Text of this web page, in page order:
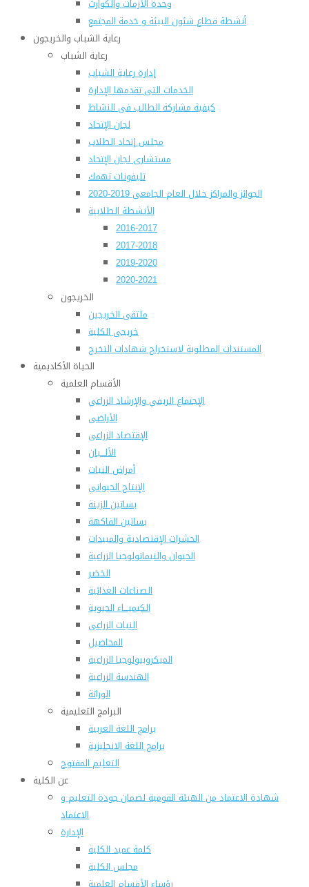
وحدة الأزمات والكوارث
أنشطة قطاع شئون البيئة و خدمة المجتمع
رعاية الشباب والخريجون
رعاية الشباب
إدارة رعاية الشباب
الخدمات التى تقدمها الإدارة
كيفية مشاركة الطالب فى النشاط
لجان الإتحاد
مجلس إتحاد الطلاب
مستشارى لجان الإتحاد
تليفونات تهمك
الجوائز والمراكز خلال العام الجامعى 2019-2020
الأنشطة الطلابية
2016-2017
2017-2018
2019-2020
2020-2021
الخريجون
ملتقى الخريجين
خريجى الكلية
المستندات المطلوبة لاستخراج شهادات التخرج
الحياة الأكاديمية
الأقسام العلمية
الإجتماع الريفي والإرشاد الزراعي
الأراضى
الإقتصاد الزراعى
الألـــبان
أمراض النبات
الإنتاج الحيواني
بساتين الزينة
بساتين الفاكهة
الحشرات الإقتصادية والمبيدات
الحيوان والنيماتولوجيا الزراعية
الخضر
الصناعات الغذائية
الكيميـــاء الحيوية
النبات الزراعى
المحاصيل
الميكروبيولوجيا الزراعية
الهندسة الزراعية
الوراثة
البرامج التعليمية
برامج اللغة العربية
برامج اللغة الانجليزية
التعليم المفتوح
عن الكلية
شهادة الاعتماد من الهيئة القومية لضمان جودة التعليم و
الاعتماد
الإدارة
كلمة عميد الكلية
مجلس الكلية